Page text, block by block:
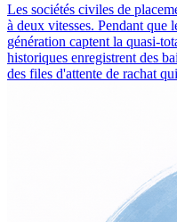
Les sociétés civiles de
à deux vitesses. Pendant que
génération captent la quasi-
historiques enregistrent des
des files d'attente de rachat